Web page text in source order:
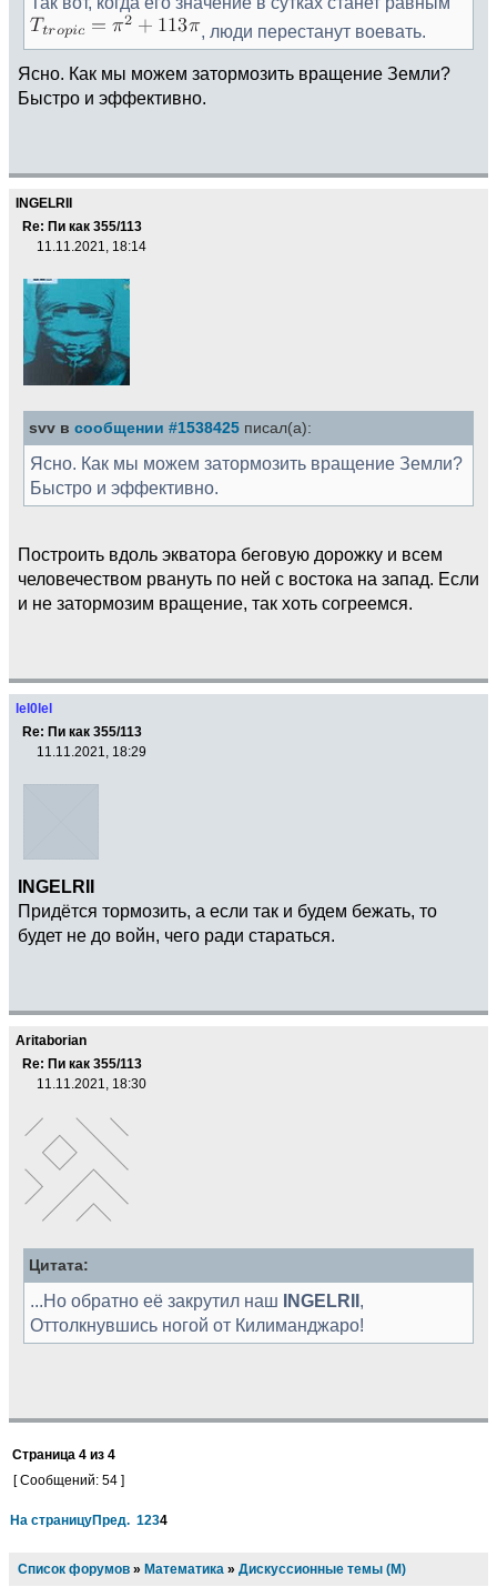
, люди перестанут воевать.
Ясно. Как мы можем затормозить вращение Земли?
Быстро и эффективно.
INGELRII
Re: Пи как 355/113
11.11.2021, 18:14
svv в сообщении #1538425 писал(а):
Ясно. Как мы можем затормозить вращение Земли?
Быстро и эффективно.
Построить вдоль экватора беговую дорожку и всем
человечеством рвануть по ней с востока на запад. Если
и не затормозим вращение, так хоть согреемся.
lel0lel
Re: Пи как 355/113
11.11.2021, 18:29
INGELRII
Придётся тормозить, а если так и будем бежать, то
будет не до войн, чего ради стараться.
Aritaborian
Re: Пи как 355/113
11.11.2021, 18:30
Цитата:
...Но обратно её закрутил наш INGELRII,
Оттолкнувшись ногой от Килиманджаро!
Страница 4 из 4
[ Сообщений: 54 ]
На страницуПред. 1234
Список форумов » Математика » Дискуссионные темы (М)